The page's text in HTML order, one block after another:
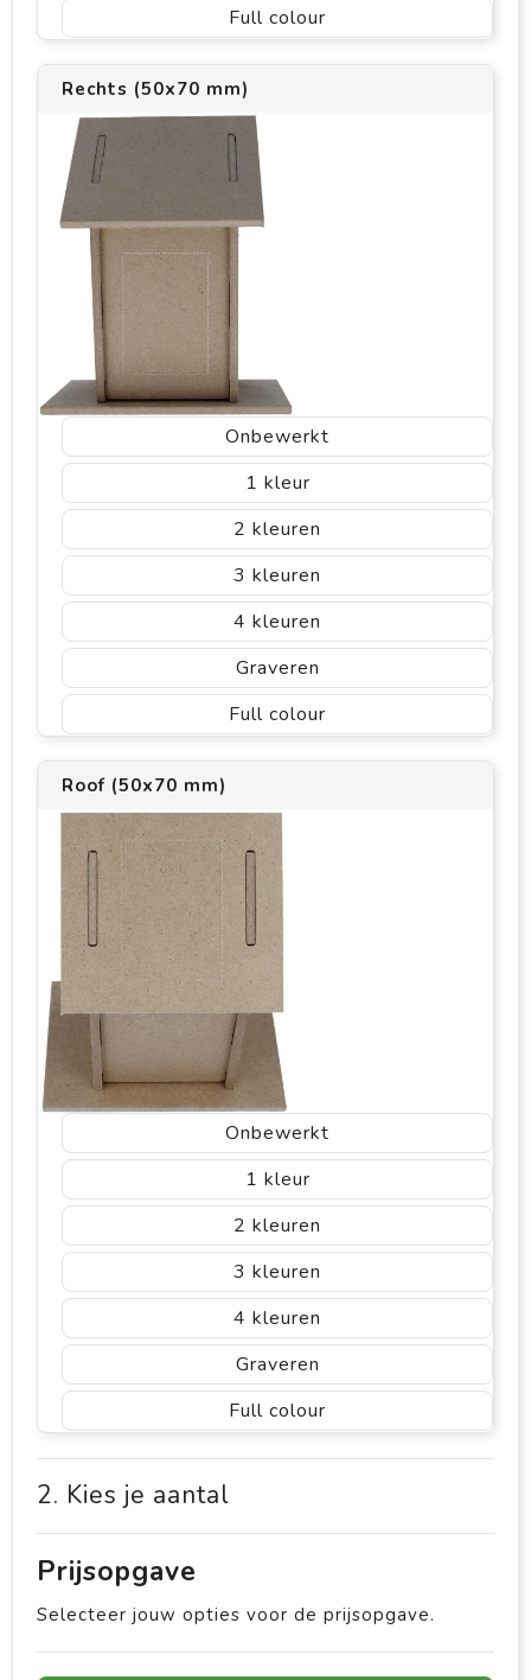
Full colour
Rechts (50x70 mm)
Onbewerkt
1
2
3
4
Graveren
Full colour
Roof (50x70 mm)
Onbewerkt
1
2
3
4
Graveren
Full colour
2. Kies je aantal
Prijsopgave
Selecteer jouw opties voor de prijsopgave.